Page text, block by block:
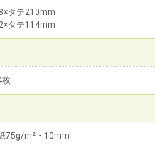
タテ210mm
タテ114mm
75g/m²・10mm